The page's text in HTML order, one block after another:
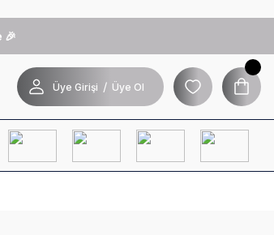
🎉
Üye Girişi / Üye Ol